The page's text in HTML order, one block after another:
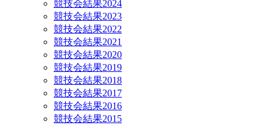
競技会結果2024
競技会結果2023
競技会結果2022
競技会結果2021
競技会結果2020
競技会結果2019
競技会結果2018
競技会結果2017
競技会結果2016
競技会結果2015